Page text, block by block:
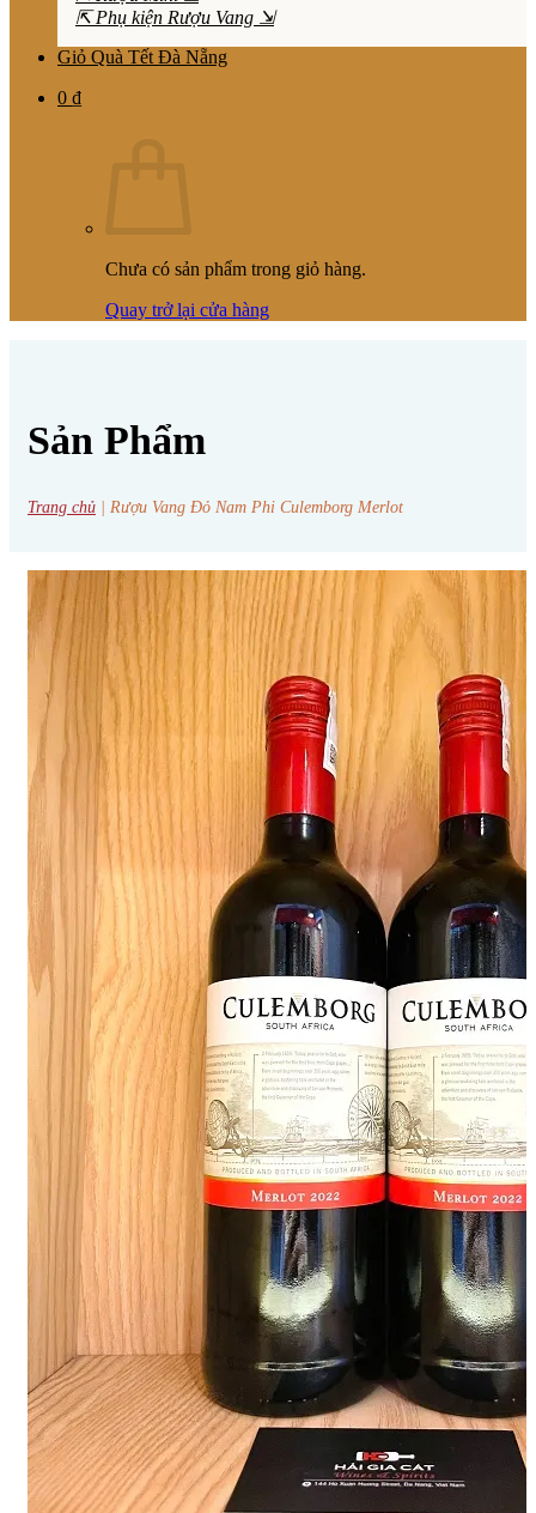
⇱ Phụ kiện Rượu Vang ⇲
Giỏ Quà Tết Đà Nẵng
0 ₫
Chưa có sản phẩm trong giỏ hàng.
Quay trở lại cửa hàng
Sản Phẩm
Trang chủ Rượu Vang Đỏ Nam Phi Culemborg Merlot